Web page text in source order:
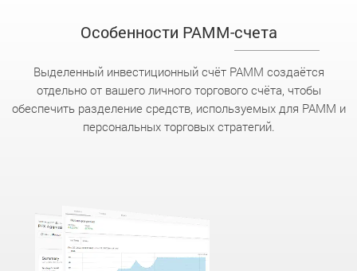
Особенности PAMM-счета
Выделенный инвестиционный счёт PAMM создаётся
отдельно от вашего личного торгового счёта, чтобы
обеспечить разделение средств, используемых для PAMM и
персональных торговых стратегий.